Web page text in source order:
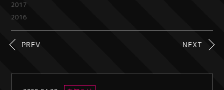
2017
2016
PREV NEXT